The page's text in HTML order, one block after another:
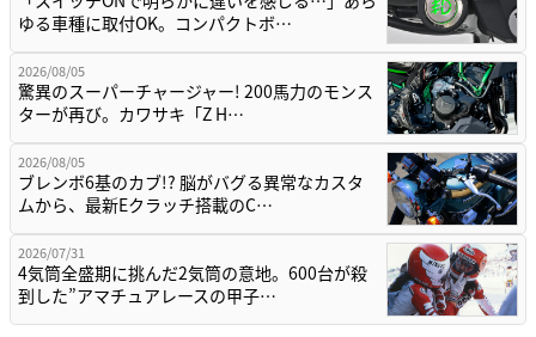
ゆる車種に取付OK。コンパクトボ…
2026/08/05
驚異のスーパーチャージャー! 200馬力のモンス
ターが再び。カワサキ「Z H…
2026/08/05
ブレンボ6基のカブ!? 脳がバグる異常なカスタ
ムから、最新Eクラッチ搭載のC…
2026/07/31
4気筒全盛期に挑んだ2気筒の意地。600台が殺
到した”アマチュアレースの甲子…